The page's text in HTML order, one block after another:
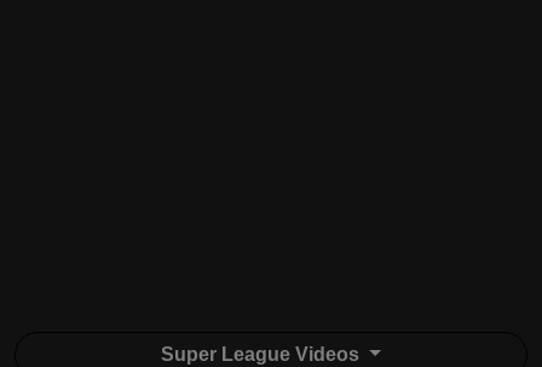
Super League Videos